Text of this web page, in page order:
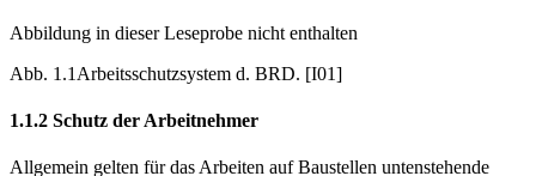
Deutschland.
Abbildung in dieser Leseprobe nicht enthalten
Abb. 1.1Arbeitsschutzsystem d. BRD. [I01]
1.1.2 Schutz der Arbeitnehmer